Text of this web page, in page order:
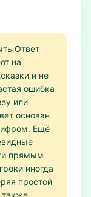
Ответ
на
и не
ошибка
или
основан
Ещё
прямым
иногда
простой
также